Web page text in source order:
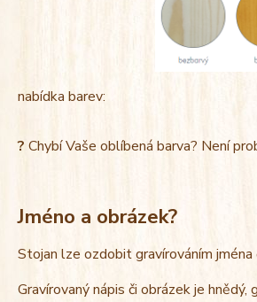
nabídka barev:
? Chybí Vaše oblíbená barva? Není
Jméno a obrázek?
Stojan lze ozdobit gravírováním
Gravírovaný nápis či obrázek je hnědý,